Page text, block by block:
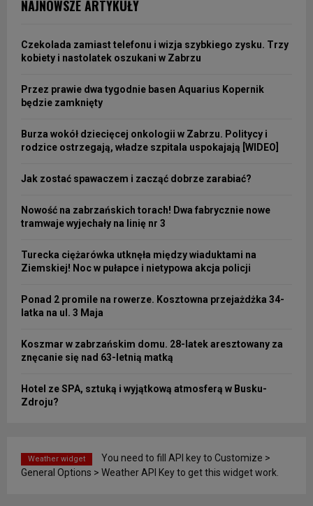
NAJNOWSZE ARTYKUŁY
Czekolada zamiast telefonu i wizja szybkiego zysku. Trzy
kobiety i nastolatek oszukani w Zabrzu
Przez prawie dwa tygodnie basen Aquarius Kopernik
będzie zamknięty
Burza wokół dziecięcej onkologii w Zabrzu. Politycy i
rodzice ostrzegają, władze szpitala uspokajają [WIDEO]
Jak zostać spawaczem i zacząć dobrze zarabiać?
Nowość na zabrzańskich torach! Dwa fabrycznie nowe
tramwaje wyjechały na linię nr 3
Turecka ciężarówka utknęła między wiaduktami na
Ziemskiej! Noc w pułapce i nietypowa akcja policji
Ponad 2 promile na rowerze. Kosztowna przejażdżka 34-
latka na ul. 3 Maja
Koszmar w zabrzańskim domu. 28-latek aresztowany za
znęcanie się nad 63-letnią matką
Hotel ze SPA, sztuką i wyjątkową atmosferą w Busku-
Zdroju?
Weather widget
You need to fill API key to Customize >
General Options > Weather API Key to get this widget work.